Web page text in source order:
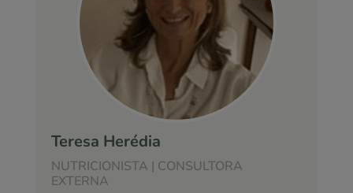
Teresa Herédia
NUTRICIONISTA | CONSULTORA
EXTERNA